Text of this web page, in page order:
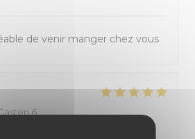
de venir manger chez vous
6